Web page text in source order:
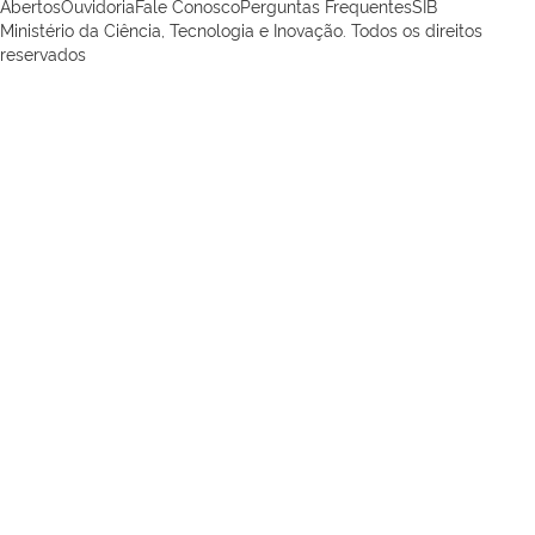
AbertosOuvidoriaFale ConoscoPerguntas FrequentesSIB
Ministério da Ciência, Tecnologia e Inovação. Todos os direitos
reservados